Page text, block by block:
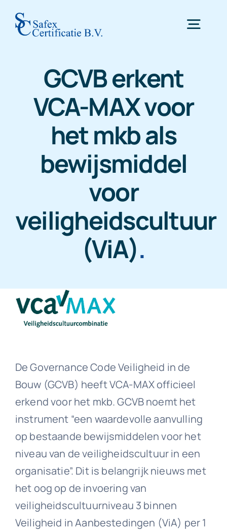
Home
Certificering
Inspectie
Nieuws
Downloads
Contact
GCVB erkent
VCA-MAX voor
het mkb als
bewijsmiddel
voor
veiligheidscultuur
(ViA).
De Governance Code Veiligheid in de
Bouw (GCVB) heeft VCA-MAX officieel
erkend voor het mkb. GCVB noemt het
instrument “een waardevolle aanvulling
op bestaande bewijsmiddelen voor het
niveau van de veiligheidscultuur in een
organisatie”. Dit is belangrijk nieuws met
het oog op de invoering van
veiligheidscultuurniveau 3 binnen
Veiligheid in Aanbestedingen (ViA) per 1